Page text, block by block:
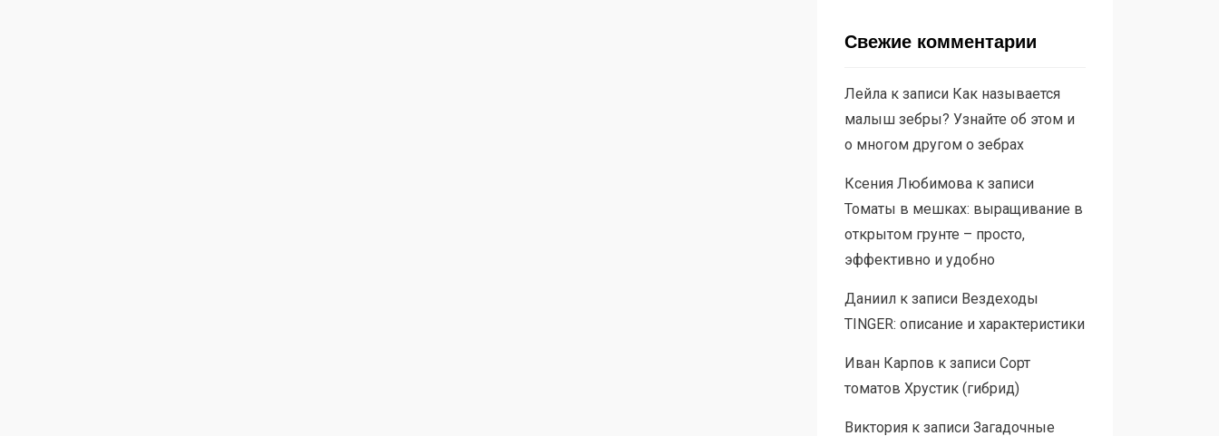
Свежие комментарии
Лейлак записи Как называется
малыш зебры? Узнайте об этом и
о многом другом о зебрах
Ксения Любимовак записи
Томаты в мешках: выращивание в
открытом грунте – просто,
эффективно и удобно
Даниилк записи Вездеходы
TINGER: описание и характеристики
Иван Карпов к записи Сорт
томатов Хрустик (гибрид)
Викторияк записи Загадочные